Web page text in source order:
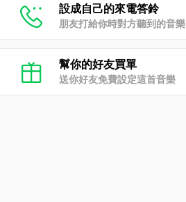
設成自己的來電答鈴
朋友打給你時對方聽到的音樂
幫你的好友買單
送你好友免費設定這首音樂